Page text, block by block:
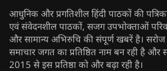
आधुनिक और प्रगतिशील हिंदी पाठकों की पत्रिका
एवं संवेदनशील पाठकों, सजग उपभोक्ताओं
और सामान्य अभिरुचि की संपूर्ण खबरें है। सरोज
समाचार जगत का प्रतिष्ठित नाम बन रही है और
2015 से इस प्रतिष्ठा को और बढ़ा रही है।